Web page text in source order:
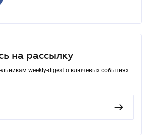
на рассылку
weekly-digest о ключевых событиях